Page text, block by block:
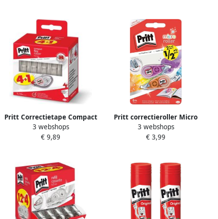
Pritt Correctietape Compact
Flex 4.2mmx10m valuepack
Ã 4 1 gratis
3 webshops
€ 9,89
Pritt correctieroller Micro
Roller blister met 2 stuks
waarvan 2de aan halve prijs
3 webshops
€ 3,99